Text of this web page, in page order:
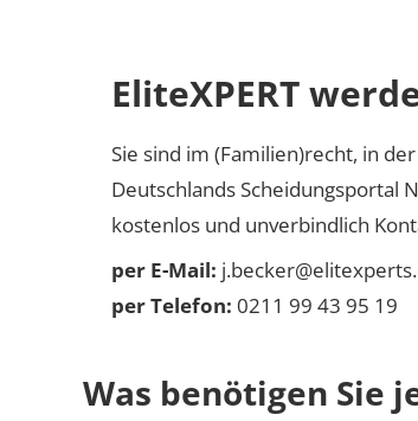
EliteXPERT
Sie sind im (Familien)recht, in
Deutschlands Scheidungsportal
kostenlos und unverbindlich
per E-Mail:
per Telefon: 0211 99 43 95 19
Was benötigen Sie